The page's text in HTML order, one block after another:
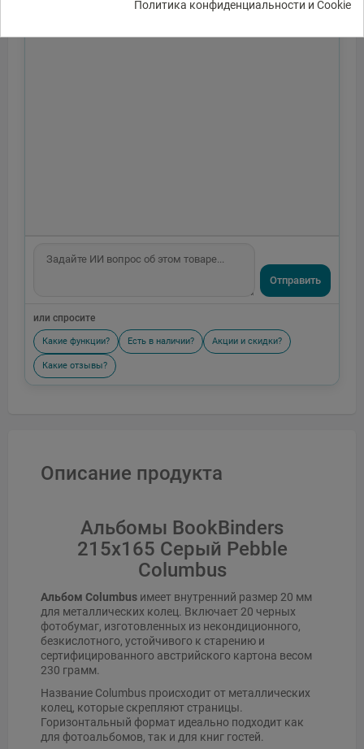
Политика конфиденциальности и Cookie
Отправить
или спросите
Какие функции? Есть в наличии? Акции и скидки?
Какие отзывы?
Описание продукта
Альбомы BookBinders
215x165 Серый Pebble
Columbus
Альбом Columbus имеет внутренний размер 20 мм
для металлических колец. Включает 20 черных
фотобумаг, изготовленных из некондиционного,
безкислотного, устойчивого к старению и
сертифицированного австрийского картона весом
230 грамм.
Название Columbus происходит от металлических
колец, которые скрепляют страницы.
Горизонтальный формат идеально подходит как
для фотоальбомов, так и для книг гостей.